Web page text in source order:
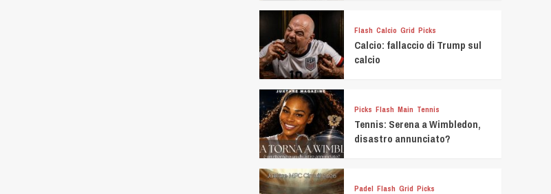
Flash Calcio Grid Picks
Calcio: fallaccio di Trump sul
calcio
Picks Flash Main Tennis
Tennis: Serena a Wimbledon,
disastro annunciato?
Padel Flash Grid Picks